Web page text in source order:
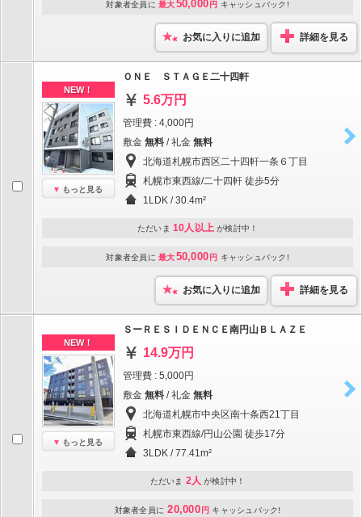
対象者全員に 最大50,000 円 キャッシュバック!
お気に入りに追加 詳細を見る
NEW！
もっと見る
ＯＮＥ ＳＴＡＧＥ二十四軒
5.6万円
管理費 : 4,000円
敷金 無料 / 礼金 無料
北海道札幌市西区二十四軒一条６丁目
札幌市東西線/二十四軒 徒歩5分
1LDK / 30.4m²
ただいま 10人以上 が検討中！
対象者全員に 最大50,000 円 キャッシュバック!
お気に入りに追加 詳細を見る
NEW！
もっと見る
ＳーＲＥＳＩＤＥＮＣＥ南円山ＢＬＡＺＥ
14.9万円
管理費 : 5,000円
敷金 無料 / 礼金 無料
北海道札幌市中央区南十条西21丁目
札幌市東西線/円山公園 徒歩17分
3LDK / 77.41m²
ただいま 2人 が検討中！
対象者全員に 20,000 円 キャッシュバック!